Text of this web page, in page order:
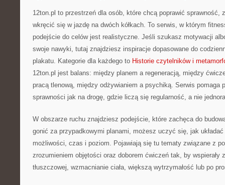
12ton.pl to przestrzeń dla osób, które chcą poprawić sprawność,
wkręcić się w jazdę na dwóch kółkach. To serwis, w którym
podejście do celów jest realistyczne. Jeśli szukasz motywacji
swoje nawyki, tutaj znajdziesz inspiracje dopasowane do
plakatu. Kategorie dla każdego to Historie czytelników i
12ton.pl jest balans: między planem a regeneracją, między
pracą tlenową, między odżywianiem a psychiką. Serwis pomaga
sprawności jak na drogę, gdzie liczą się regularność, a nie
W obszarze ruchu znajdziesz podejście, które zachęca do
gonić za przypadkowymi planami, możesz uczyć się, jak
możliwości, czas i poziom. Pojawiają się tu tematy związane z
zrozumieniem objętości oraz doborem ćwiczeń tak, by wspierały
tłuszczowej, wzmacnianie ciała, większą wytrzymałość lub po